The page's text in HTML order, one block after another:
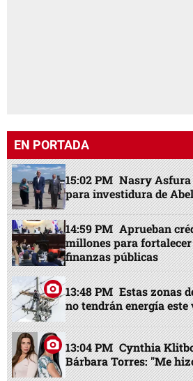
EN PORTADA
15:02 PM Nasry Asfura
para investidura de
14:59 PM Aprueban
millones para
finanzas públicas
13:48 PM Estas zonas
no tendrán energía
13:04 PM Cynthia
Bárbara Torres: "Me